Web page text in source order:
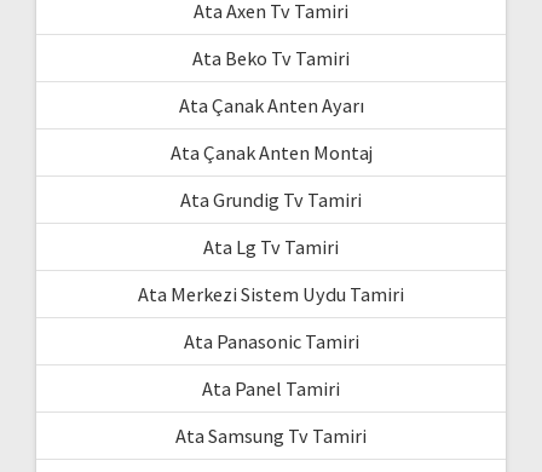
Ata Axen Tv Tamiri
Ata Beko Tv Tamiri
Ata Çanak Anten Ayarı
Ata Çanak Anten Montaj
Ata Grundig Tv Tamiri
Ata Lg Tv Tamiri
Ata Merkezi Sistem Uydu Tamiri
Ata Panasonic Tamiri
Ata Panel Tamiri
Ata Samsung Tv Tamiri